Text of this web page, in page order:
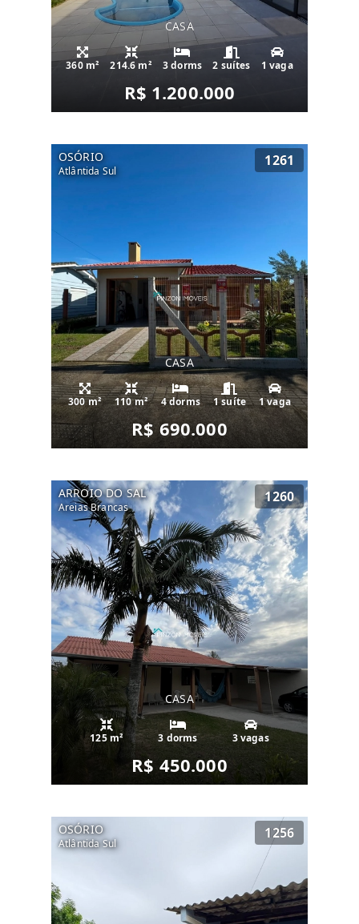
CASA
360 m² 214.6 m² 3 dorms 2 suítes 1 vaga
R$ 1.200.000
OSÓRIO
Atlântida Sul
1261
CASA
300 m² 110 m² 4 dorms 1 suíte 1 vaga
R$ 690.000
ARROIO DO SAL
Areias Brancas
1260
CASA
125 m² 3 dorms 3 vagas
R$ 450.000
OSÓRIO
Atlântida Sul
1256